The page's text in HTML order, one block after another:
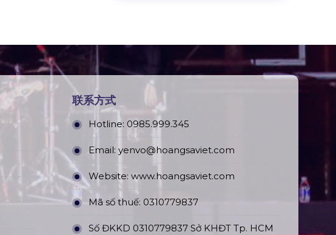
联系方式
Hotline: 0985.999.345
Email: yenvo@hoangsaviet.com
Website: www.hoangsaviet.com
Mã số thuế: 0310779837
Số ĐKKD 0310779837 Sở KHĐT Tp. HCM